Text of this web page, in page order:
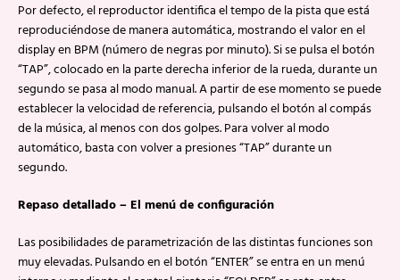
Por defecto, el reproductor identifica el tempo de la pista que está
reproduciéndose de manera automática, mostrando el valor en el
display en BPM (número de negras por minuto). Si se pulsa el botón
“TAP”, colocado en la parte derecha inferior de la rueda, durante un
segundo se pasa al modo manual. A partir de ese momento se puede
establecer la velocidad de referencia, pulsando el botón al compás
de la música, al menos con dos golpes. Para volver al modo
automático, basta con volver a presiones “TAP” durante un
segundo.
Repaso detallado – El menú de configuración
Las posibilidades de parametrización de las distintas funciones son
muy elevadas. Pulsando en el botón “ENTER” se entra en un menú